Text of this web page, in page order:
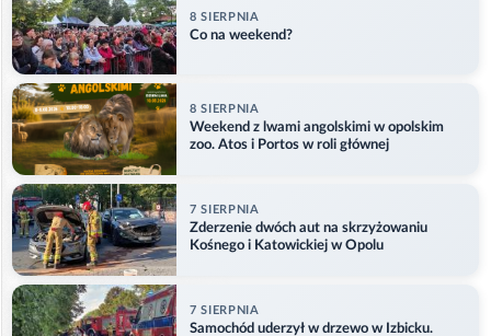
8 SIERPNIA
Co na weekend?
8 SIERPNIA
Weekend z lwami angolskimi w opolskim
zoo. Atos i Portos w roli głównej
7 SIERPNIA
Zderzenie dwóch aut na skrzyżowaniu
Kośnego i Katowickiej w Opolu
7 SIERPNIA
Samochód uderzył w drzewo w Izbicku.